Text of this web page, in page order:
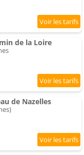
de la Loire
de Nazelles